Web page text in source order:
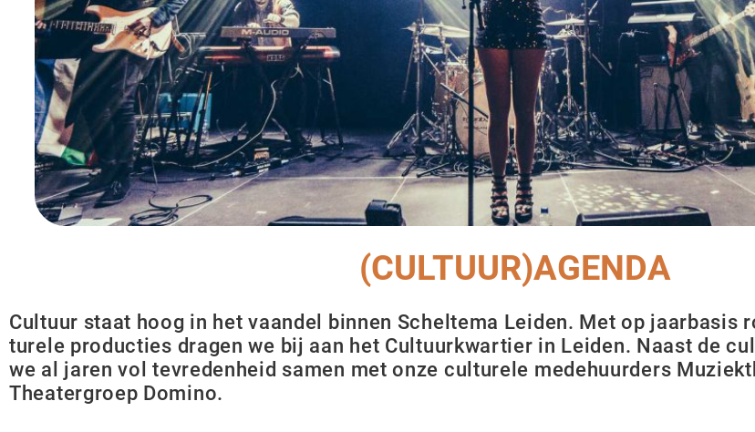
(CULTUUR)AGENDA
Cultuur staat hoog in het vaandel binnen Scheltema Leiden. Met op jaarbasis
turele producties dra­gen we bij aan het Cultuurkwartier in Leiden. Naast de
we al jaren vol tevredenheid sa­men met onze culture­le medehuurders
Theatergroep Domino.